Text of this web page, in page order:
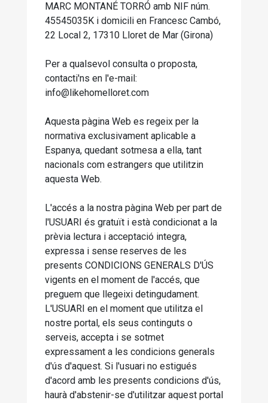
MARC MONTANÉ TORRÓ amb NIF núm.
45545035K i domicili en Francesc Cambó,
22 Local 2, 17310 Lloret de Mar (Girona)
Per a qualsevol consulta o proposta,
contacti'ns en l'e-mail:
info@likehomelloret.com
Aquesta pàgina Web es regeix per la
normativa exclusivament aplicable a
Espanya, quedant sotmesa a ella, tant
nacionals com estrangers que utilitzin
aquesta Web.
L'accés a la nostra pàgina Web per part de
l'USUARI és gratuït i està condicionat a la
prèvia lectura i acceptació integra,
expressa i sense reserves de les
presents CONDICIONS GENERALS D'ÚS
vigents en el moment de l'accés, que
preguem que llegeixi detingudament.
L'USUARI en el moment que utilitza el
nostre portal, els seus continguts o
serveis, accepta i se sotmet
expressament a les condicions generals
d'ús d'aquest. Si l'usuari no estigués
d'acord amb les presents condicions d'ús,
haurà d'abstenir-se d'utilitzar aquest portal